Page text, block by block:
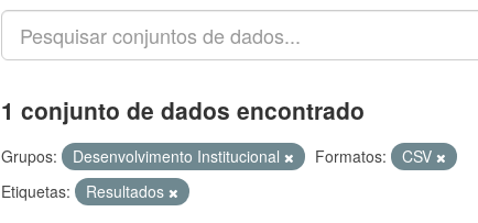
1 conjunto de dados encontrado
Grupos: Desenvolvimento Institucional Formatos:
CSV
Etiquetas:
Resultados